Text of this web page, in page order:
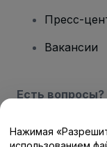
Пресс-
Вакансии
Есть вопросы?
Центр
Нажимая